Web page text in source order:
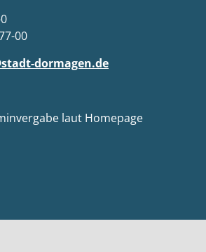
00
dormagen.de
laut Homepage